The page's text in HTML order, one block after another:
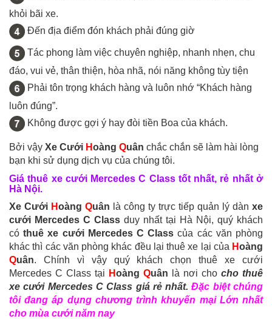
khỏi bãi xe.
Đến địa điểm đón khách phải đúng giờ
Tác phong làm việc chuyên nghiệp, nhanh nhẹn, chu
đáo, vui vẻ, thân thiện, hòa nhã, nói năng không tùy tiện
Phải tôn trọng khách hàng và luôn nhớ “Khách hàng
luôn đúng”.
Không được gợi ý hay đòi tiền Boa của khách.
Bởi vậy Xe Cưới Hoàng Quân chắc chắn sẽ làm hài lòng
bạn khi sử dụng dịch vụ của chúng tôi.
Giá thuê xe cưới Mercedes C Class tốt nhất, rẻ nhất ở
Hà Nội.
Xe Cưới Hoàng Quân là công ty trực tiếp quản lý dàn xe
cưới Mercedes C Class duy nhất tại Hà Nội, quý khách
cóthuê xe cưới Mercedes C Class của các văn phòng
khác thì các văn phòng khác đều lại thuê xe lại của Hoàng
Quân. Chính vì vậy quý khách chọn thuê xe cưới
Mercedes C Class tại Hoàng Quân là nơi cho cho thuê
xe cưới Mercedes C Class giá rẻ nhất.Đặc biệt chúng
tôi đang áp dụng chương trình khuyến mại Lớn nhất
cho mùa cưới năm nay